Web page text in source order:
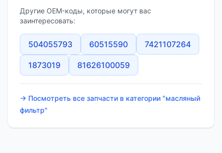
Другие OEM-коды, которые могут вас
заинтересовать:
504055793 60515590 7421107264
1873019 81626100059
→ Посмотреть все запчасти в категории "масляный
фильтр"